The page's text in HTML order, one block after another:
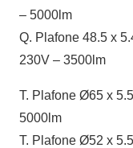
– 5000lm
Q. Plafone 48.5 x
230V – 3500lm
T. Plafone Ø65 x
5000lm
T. Plafone Ø52 x